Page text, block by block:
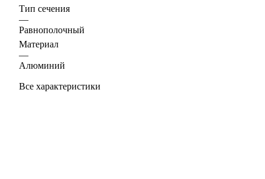
Тип сечения
—
Равнополочный
Материал
—
Алюминий
Все характеристики